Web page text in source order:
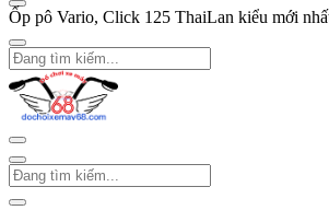
Ốp pô Vario, Click 125 ThaiLan kiểu mới